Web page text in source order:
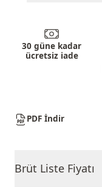
30 güne kadar
ücretsiz iade
PDF İndir
Brüt Liste Fiyatı